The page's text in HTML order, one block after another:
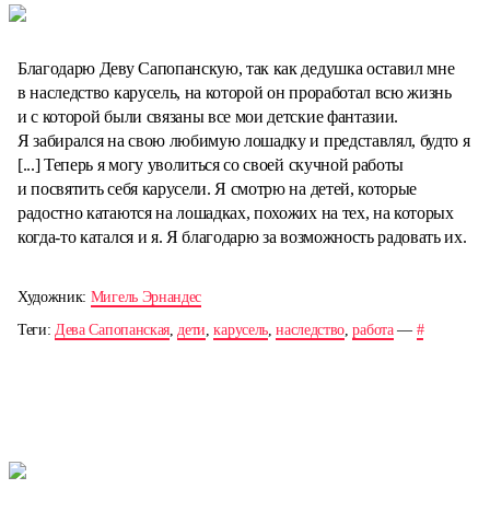
Благодарю Деву Сапопанскую, так как дедушка оставил мне
в наследство карусель, на которой он проработал всю жизнь
и с которой были связаны все мои детские фантазии.
Я забирался на свою любимую лошадку и представлял, будто я
[...] Теперь я могу уволиться со своей скучной работы
и посвятить себя карусели. Я смотрю на детей, которые
радостно катаются на лошадках, похожих на тех, на которых
когда-то катался и я. Я благодарю за возможность радовать их.
Художник: Мигель Эрнандес
Теги: Дева Сапопанская, дети ,карусель,наследство ,работа— #